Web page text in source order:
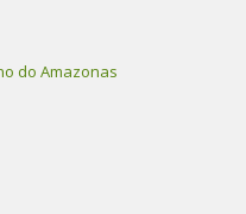
do Amazonas